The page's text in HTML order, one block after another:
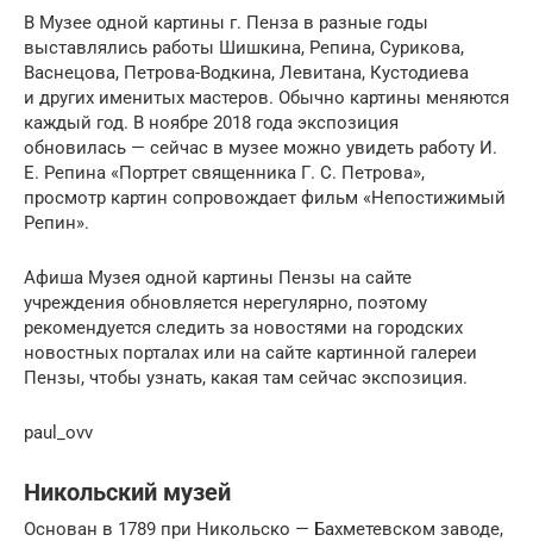
В Музее одной картины г. Пенза в разные годы
выставлялись работы Шишкина, Репина, Сурикова,
Васнецова, Петрова-Водкина, Левитана, Кустодиева
и других именитых мастеров. Обычно картины меняются
каждый год. В ноябре 2018 года экспозиция
обновилась — сейчас в музее можно увидеть работу И.
Е. Репина «Портрет священника Г. С. Петрова»,
просмотр картин сопровождает фильм «Непостижимый
Репин».
Афиша Музея одной картины Пензы на сайте
учреждения обновляется нерегулярно, поэтому
рекомендуется следить за новостями на городских
новостных порталах или на сайте картинной галереи
Пензы, чтобы узнать, какая там сейчас экспозиция.
paul_ovv
Никольский музей
Основан в 1789 при Никольско — Бахметевском заводе,